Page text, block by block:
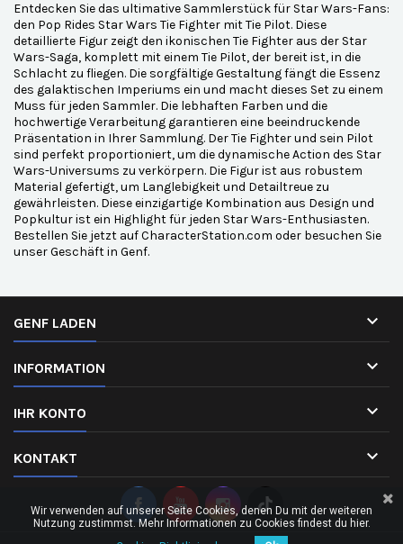
Entdecken Sie das ultimative Sammlerstück für Star Wars-Fans:
den Pop Rides Star Wars Tie Fighter mit Tie Pilot. Diese
detaillierte Figur zeigt den ikonischen Tie Fighter aus der Star
Wars-Saga, komplett mit einem Tie Pilot, der bereit ist, in die
Schlacht zu fliegen. Die sorgfältige Gestaltung fängt die Essenz
des galaktischen Imperiums ein und macht dieses Set zu einem
Muss für jeden Sammler. Die lebhaften Farben und die
hochwertige Verarbeitung garantieren eine beeindruckende
Präsentation in Ihrer Sammlung. Der Tie Fighter und sein Pilot
sind perfekt proportioniert, um die dynamische Action des Star
Wars-Universums zu verkörpern. Die Figur ist aus robustem
Material gefertigt, um Langlebigkeit und Detailtreue zu
gewährleisten. Diese einzigartige Kombination aus Design und
Popkultur ist ein Highlight für jeden Star Wars-Enthusiasten.
Bestellen Sie jetzt auf CharacterStation.com oder besuchen Sie
unser Geschäft in Genf.
GENF LADEN 
INFORMATION 
IHR KONTO 
KONTAKT 
Wir verwenden auf unserer Seite Cookies, denen Du mit der weiteren
Nutzung zustimmst. Mehr Informationen zu Cookies findest du hier.